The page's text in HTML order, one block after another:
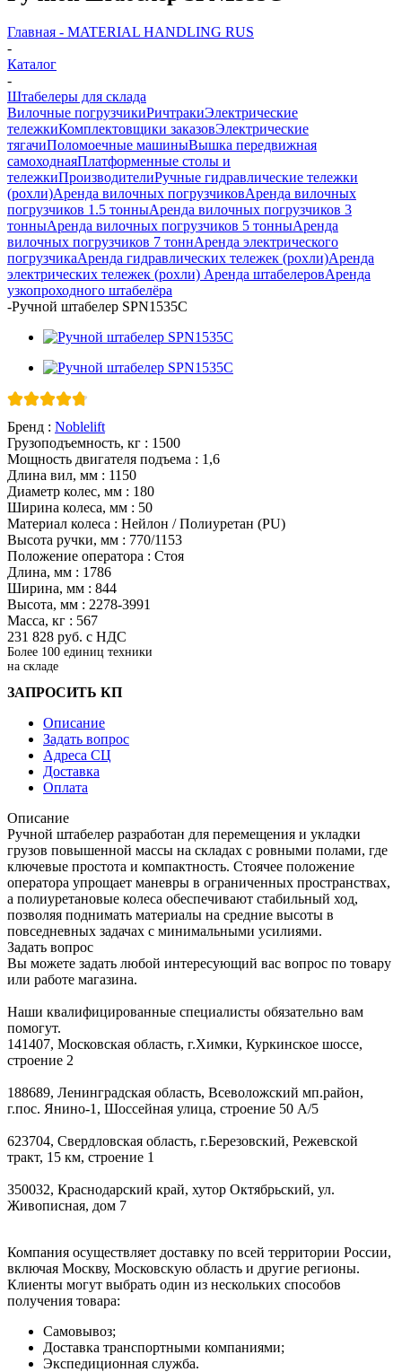
Главная - MATERIAL HANDLING RUS
-
Каталог
-
Штабелеры для склада
Вилочные погрузчикиРичтракиЭлектрические
тележкиКомплектовщики заказовЭлектрические
тягачиПоломоечные машиныВышка передвижная
самоходнаяПлатформенные столы и
тележкиПроизводителиРучные гидравлические тележки
(рохли)Аренда вилочных погрузчиковАренда вилочных
погрузчиков 1.5 тонныАренда вилочных погрузчиков 3
тонныАренда вилочных погрузчиков 5 тонныАренда
вилочных погрузчиков 7 тоннАренда электрического
погрузчикаАренда гидравлических тележек (рохли)Аренда
электрических тележек (рохли) Аренда штабелеровАренда
узкопроходного штабелёра
-Ручной штабелер SPN1535C
Бренд : Noblelift
Грузоподъемность, кг : 1500
Мощность двигателя подъема : 1,6
Длина вил, мм : 1150
Диаметр колес, мм : 180
Ширина колеса, мм : 50
Материал колеса : Нейлон / Полиуретан (PU)
Высота ручки, мм : 770/1153
Положение оператора : Стоя
Длина, мм : 1786
Ширина, мм : 844
Высота, мм : 2278-3991
Масса, кг : 567
231 828 руб. с НДС
Более 100 единиц техники
на складе
ЗАПРОСИТЬ КП
Описание
Задать вопрос
Адреса СЦ
Доставка
Оплата
Описание
Ручной штабелер разработан для перемещения и укладки
грузов повышенной массы на складах с ровными полами, где
ключевые простота и компактность. Стоячее положение
оператора упрощает маневры в ограниченных пространствах,
а полиуретановые колеса обеспечивают стабильный ход,
позволяя поднимать материалы на средние высоты в
повседневных задачах с минимальными усилиями.
Задать вопрос
Вы можете задать любой интересующий вас вопрос по товару
или работе магазина.
Наши квалифицированные специалисты обязательно вам
помогут.
141407, Московская область, г.Химки, Куркинское шоссе,
строение 2
188689, Ленинградская область, Всеволожский мп.район,
г.пос. Янино-1, Шоссейная улица, строение 50 А/5
623704, Свердловская область, г.Березовский, Режевской
тракт, 15 км, строение 1
350032, Краснодарский край, хутор Октябрьский, ул.
Живописная, дом 7
Компания осуществляет доставку по всей территории России,
включая Москву, Московскую область и другие регионы.
Клиенты могут выбрать один из нескольких способов
получения товара:
Самовывоз;
Доставка транспортными компаниями;
Экспедиционная служба.